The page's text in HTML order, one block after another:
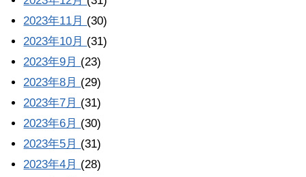
2023年11月 (30)
2023年10月 (31)
2023年9月 (23)
2023年8月 (29)
2023年7月 (31)
2023年6月 (30)
2023年5月 (31)
2023年4月 (28)